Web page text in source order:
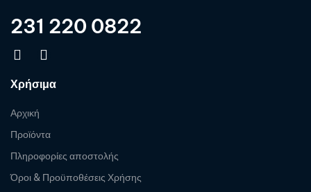
231 220 0822
Χρήσιμα
Αρχική
Προϊόντα
Πληροφορίες αποστολής
Όροι & Προϋποθέσεις Χρήσης